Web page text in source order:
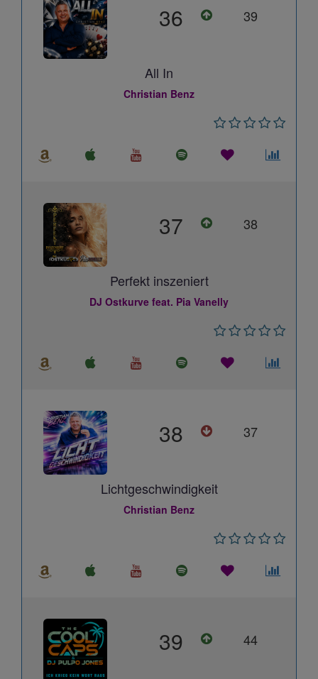
36 39
All In
Christian Benz
37 38
Perfekt inszeniert
DJ Ostkurve feat. Pia Vanelly
38 37
Lichtgeschwindigkeit
Christian Benz
39 44